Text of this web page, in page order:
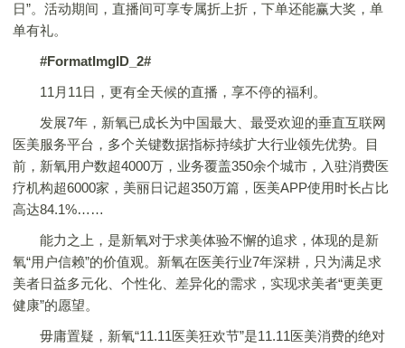
日”。活动期间，直播间可享专属折上折，下单还能赢大奖，单
单有礼。
#FormatImgID_2#
11月11日，更有全天候的直播，享不停的福利。
发展7年，新氧已成长为中国最大、最受欢迎的垂直互联网
医美服务平台，多个关键数据指标持续扩大行业领先优势。目
前，新氧用户数超4000万，业务覆盖350余个城市，入驻消费医
疗机构超6000家，美丽日记超350万篇，医美APP使用时长占比
高达84.1%……
能力之上，是新氧对于求美体验不懈的追求，体现的是新
氧“用户信赖”的价值观。新氧在医美行业7年深耕，只为满足求
美者日益多元化、个性化、差异化的需求，实现求美者“更美更
健康”的愿望。
毋庸置疑，新氧“11.11医美狂欢节”是11.11医美消费的绝对